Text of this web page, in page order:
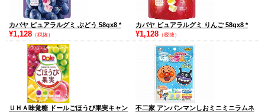
カバヤ ピュアラルグミ ぶどう 58gx8 *
¥1,128 （税抜）
カバヤ ピュアラルグミ りんご 58gx8 *
¥1,128 （税抜）
ＵＨＡ味覚糖 ドールごほうび果実キャン
不二家 アンパンマンしおミニミニラムネ